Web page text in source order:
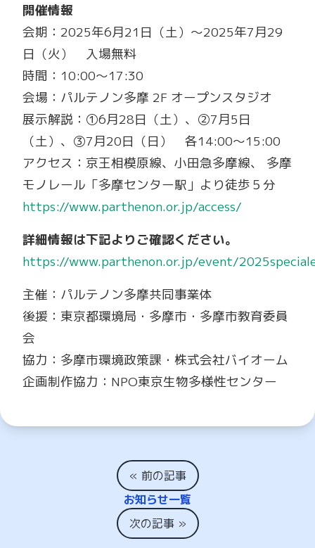
開催情報
会期：2025年6月21日（土）～2025年7月29
日（火） 入場無料
時間：10:00～17:30
会場：パルテノン多摩 2F オープンスタジオ
展示解説：①6月28日（土）、②7月5日
（土）、③7月20日（日） 各14:00～15:00
アクセス：京王相模原線、小田急多摩線、 多摩
モノレール「多摩センター駅」より徒歩５分
https://www.parthenon.or.jp/access/
詳細情報は下記よりご確認ください。
https://www.parthenon.or.jp/event/
主催：パルテノン多摩共同事業体
後援：東京都環境局・多摩市・多摩市教育委員
会
協力：多摩市環境政策課・株式会社バイオーム
企画制作協力：NPO東京生物多様性センター
« 前の記事
お知らせ一覧
次の記事 »